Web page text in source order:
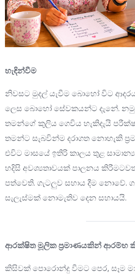
හැඳින්වීම
නිවසට මුදල් යැවීම බොහෝ විට
ලෙස බොහෝ සේවකයන්ට දැනේ.
තමන්ගේ කුලිය ගෙවිය හැකිදැයි
තමන්ට සැබවින්ම දරාගත නොහැකි
එවිට මාසයේ ඉතිරි කාලය තුළ
හදිසි අවශ්‍යතාවයක් පාලනය
පත්වෙති. ගැටලුව සහාය දීම නොවේ.
සැලැස්මක් නොමැතිව දෙන සහායයි.
ආරක්ෂිත මූලික ප්‍රමාණයකින් ආරම්භ
කිසිවක් පොරොන්දු වීමට පෙර, සෑම